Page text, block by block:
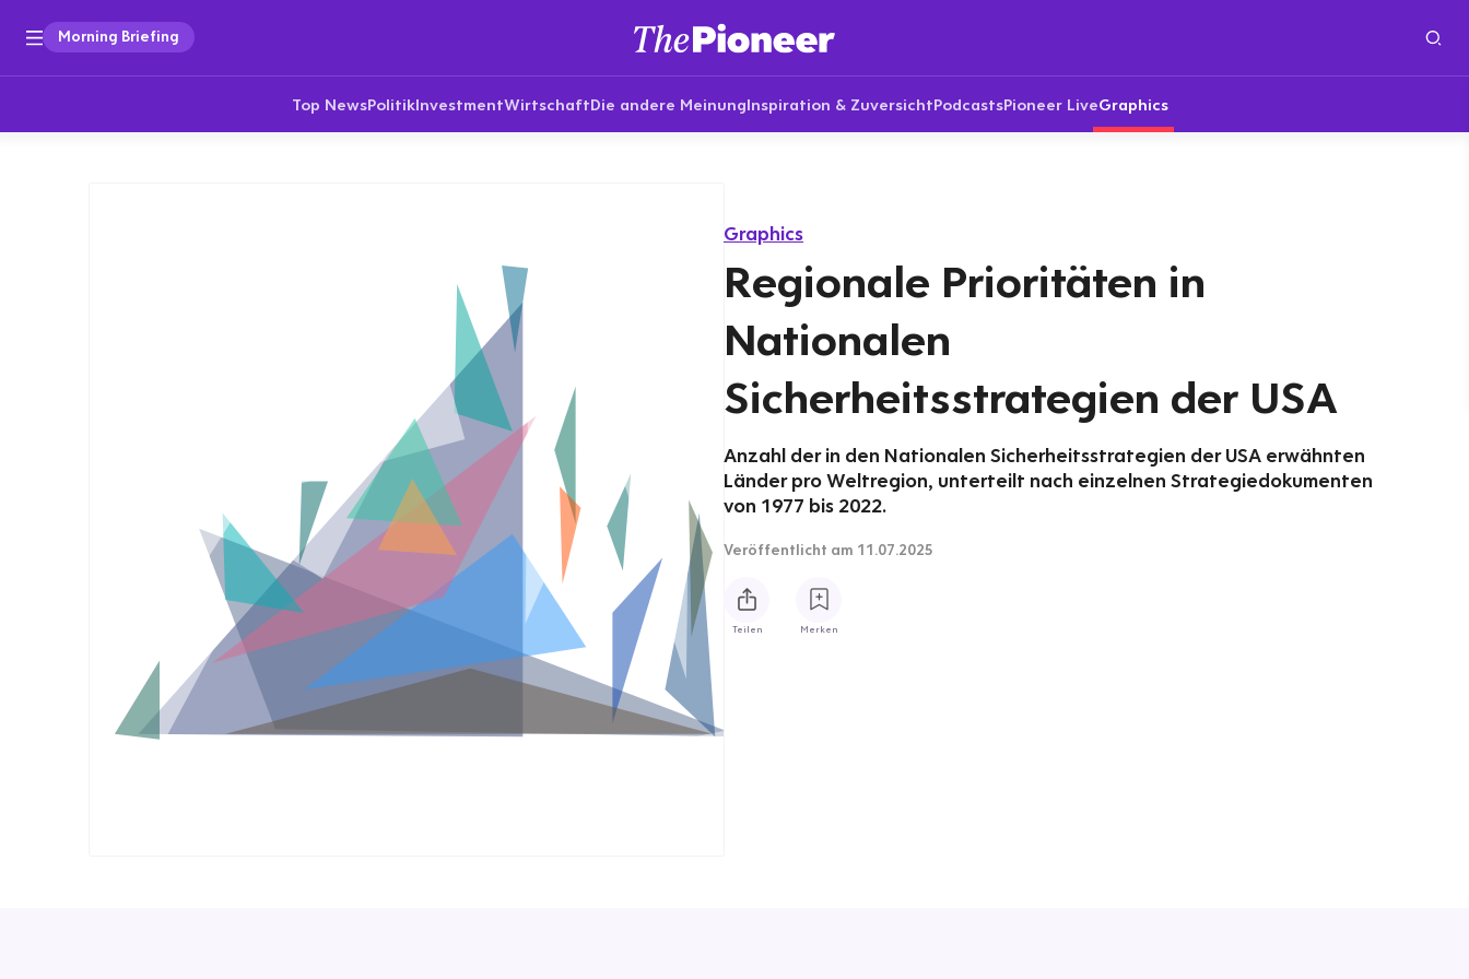
Morning Briefing
Top NewsPolitikInvestmentWirtschaftDie andere MeinungInspiration & ZuversichtPodcastsPioneer LiveGraphics
Graphics
Regionale Prioritäten in
Nationalen
Sicherheitsstrategien der USA
Anzahl der in den Nationalen Sicherheitsstrategien der USA erwähnten
Länder pro Weltregion, unterteilt nach einzelnen Strategiedokumenten
von 1977 bis 2022.
Veröffentlicht am 11.07.2025
Teilen Merken